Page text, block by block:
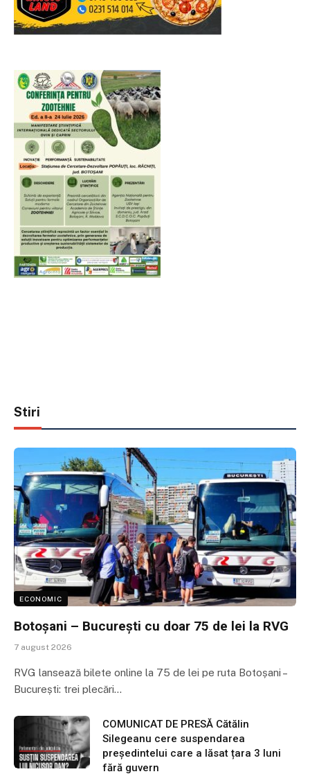
Stiri
ECONOMIC
Botoșani – București cu doar 75 de lei la RVG
7 august 2026
RVG lansează bilete online la 75 de lei pe ruta Botoșani –
București: trei plecări…
COMUNICAT DE PRESĂ Cătălin
Silegeanu cere suspendarea
președintelui care a lăsat țara 3 luni
fără guvern